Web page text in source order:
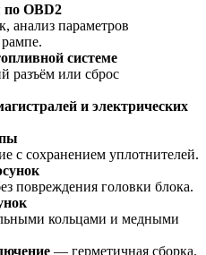
по OBD2
параметров
системе
разъём или сброс
и электрических
с сохранением уплотнителей.
повреждения головки блока.
кольцами и медными
— герметичная сборка.